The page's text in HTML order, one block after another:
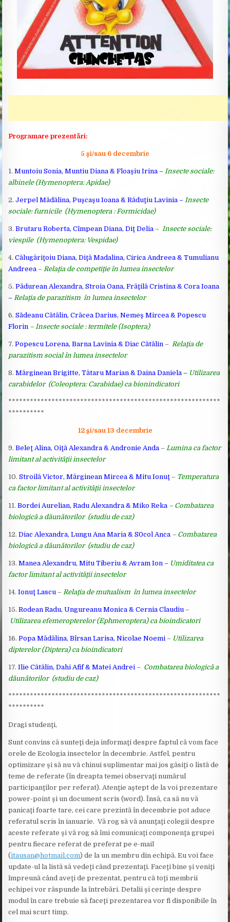
Programare prezentări:
5 şi/sau 6 decembrie
1.Muntoiu Sonia, Muntiu Diana & Floaşiu Irina – Insecte sociale:
albinele (Hymenoptera: Apidae)
2.Jerpel Mădălina, Puşcaşu Ioana & Răduţiu Lavinia – Insecte
sociale: furnicile (Hymenoptera : Formicidae)
3.Brutaru Roberta, Cîmpean Diana, Diţ Delia – Insecte sociale:
viespile (Hymenoptera: Vespidae)
4.Călugăriţoiu Diana, Diţă Madalina, Cirica Andreea & Tumulianu
Andreea – Relaţia de competiţie în lumea insectelor
5.Pădurean Alexandra, Stroia Oana, Frăţilă Cristina & Cora Ioana
– Relaţia de parazitism în lumea insectelor
6. Sădeanu Cătălin, Crăcea Darius, Nemeş Mircea & Popescu
Florin – Insecte sociale : termitele (Isoptera)
7.Popescu Lorena, Barna Lavinia & Diac Cătălin – Relaţia de
parazitism social în lumea insectelor
8.Mărginean Brigitte, Tătaru Marian & Daina Daniela – Utilizarea
carabidelor (Coleoptera: Carabidae) ca bionindicatori
***********************************************************
**********
12 şi/sau 13 decembrie
9.Beleţ Alina, Oiţă Alexandra & Andronie Anda – Lumina ca factor
limitant al activităţii insectelor
10.Stroilă Victor, Mărginean Mircea & Mitu Ionuţ – Temperatura
ca factor limitant al activităţii insectelor
11.Bordei Aurelian, Radu Alexandra & Miko Reka – Combatarea
biologică a dăunătorilor (studiu de caz)
12.Diac Alexandra, Lungu Ana Maria & S0col Anca – Combatarea
biologică a dăunătorilor (studiu de caz)
13.Manea Alexandru, Mitu Tiberiu & Avram Ion – Umiditatea ca
factor limitant al activităţii insectelor
14.Ionuţ Lascu – Relaţia de mutualism în lumea insectelor
15. Rodean Radu, Ungureanu Monica & Cernia Claudiu –
Utilizarea efemeropterelor (Ephmeroptera) ca bioindicatori
16.Popa Mădălina, Bîrsan Larisa, Nicolae Noemi – Utilizarea
dipterelor (Diptera) ca bioindicatori
17.Ilie Cătălin, Dahi Afif & Matei Andrei – Combatarea biologică a
dăunătorilor (studiu de caz)
***********************************************************
**********
Dragi studenţi,
Sunt convins că sunteţi deja informaţi despre faptul că vom face
orele de Ecologia insectelor în decembrie. Astfel, pentru
optimizare şi să nu vă chinui suplimentar mai jos găsiţi o listă de
teme de referate (în dreapta temei observaţi numărul
participanţilor per referat). Atenţie aştept de la voi prezentare
power-point şi un document scris (word). Însă, ca să nu vă
panicaţi foarte tare, cei care prezintă în decembrie pot aduce
referatul scris în ianuarie. Vă rog să vă anunţaţi colegii despre
aceste referate şi vă rog să îmi comunicaţi componenţa grupei
pentru fiecare referat de preferat pe e-mail
(itausan@hotmail.com) de la un membru din echipă. Eu voi face
update-ul la listă să vedeţi când prezentaţi. Faceţi bine şi veniţi
împreună când aveţi de prezentat, pentru că toţi membrii
echipei vor răspunde la întrebări. Detalii şi cerinţe despre
modul în care trebuie să faceţi prezentarea vor fi disponibile în
cel mai scurt timp.